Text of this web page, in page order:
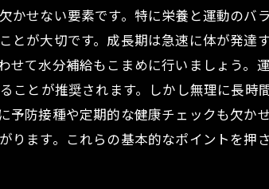
せない要素です。特に栄養と運動のバ
とが大切です。成長期は急速に体が発達
て水分補給もこまめに行いましょう。
ことが推奨されます。しかし無理に長
予防接種や定期的な健康チェックも欠か
ます。これらの基本的なポイントを押